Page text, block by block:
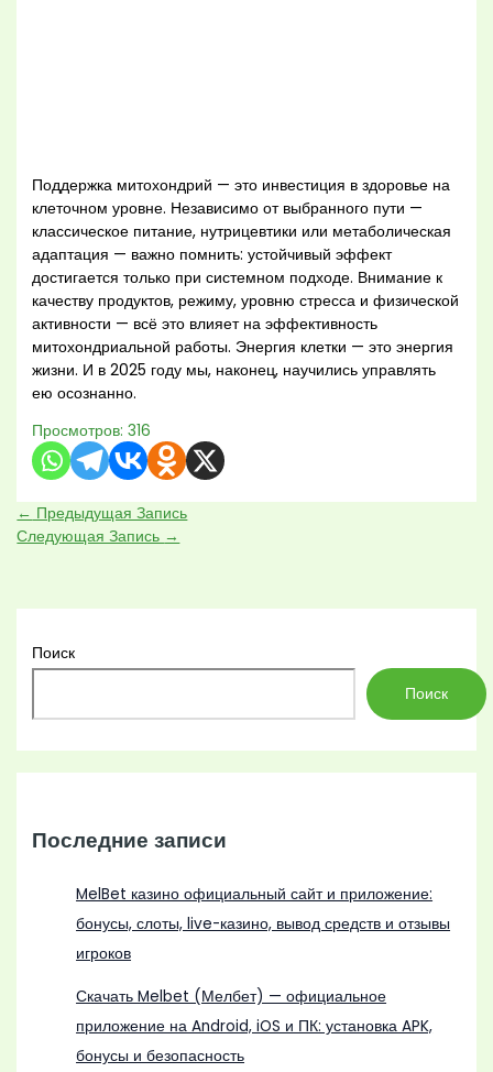
Поддержка митохондрий — это инвестиция в здоровье на
клеточном уровне. Независимо от выбранного пути —
классическое питание, нутрицевтики или метаболическая
адаптация — важно помнить: устойчивый эффект
достигается только при системном подходе. Внимание к
качеству продуктов, режиму, уровню стресса и физической
активности — всё это влияет на эффективность
митохондриальной работы. Энергия клетки — это энергия
жизни. И в 2025 году мы, наконец, научились управлять
ею осознанно.
Просмотров: 316
← Предыдущая Запись
Следующая Запись →
Поиск
Поиск
Последние записи
MelBet казино официальный сайт и приложение:
бонусы, слоты, live-казино, вывод средств и отзывы
игроков
Скачать Melbet (Мелбет) — официальное
приложение на Android, iOS и ПК: установка APK,
бонусы и безопасность